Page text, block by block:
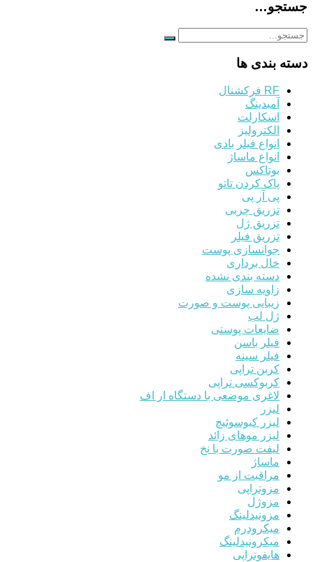
جستجو…
دسته بندی ها
RF فرکشنال
آمبدینگ
اسکارلت
الکترولیز
انواع فیلر بادی
انواع ماساژ
بوتاکس
پاک کردن تاتو
پی آر پی
تزریق چربی
تزریق ژل
تزریق فیلر
جوانسازی پوست
خال برداری
دسته بندی نشده
زاویه سازی
زیبایی پوست و صورت
ژل لب
ضایعات پوستی
فیلر باسن
فیلر سینه
کربن تراپی
کربوکسی تراپی
لاغری موضعی با دستگاه ار اف
لیزر
لیزر کیوسوئیچ
لیزر موهای زائد
لیفت صورت با نخ
ماساژ
مراقبت از مو
مزوتراپی
مزوژل
مزونیدلینگ
میکرودرم
میکرونیدلینگ
هایفوتراپی